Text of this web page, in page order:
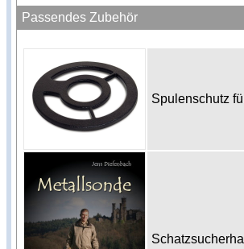
Passendes Zubehör
Spulenschutz